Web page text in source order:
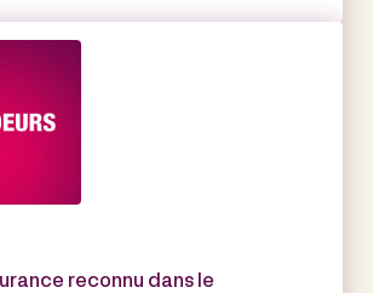
reconnu dans le